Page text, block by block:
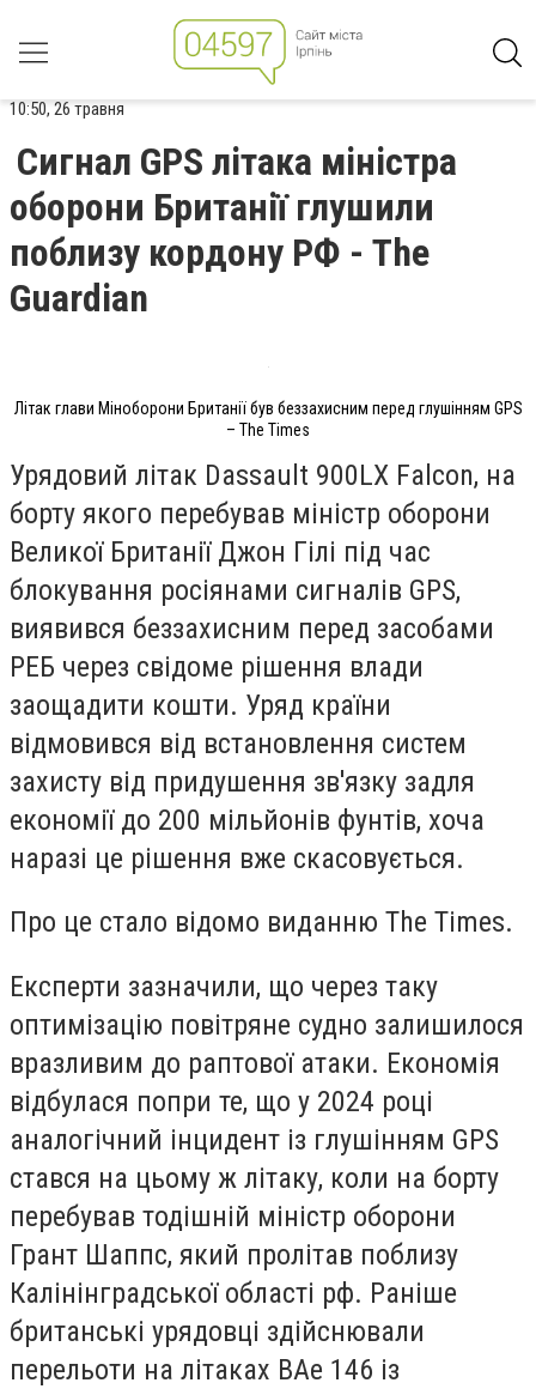
10:50, 26 травня
Сигнал GPS літака міністра
оборони Британії глушили
поблизу кордону РФ - The
Guardian
Літак глави Міноборони Британії був беззахисним перед глушінням GPS
– The Times
Урядовий літак Dassault 900LX Falcon, на
борту якого перебував міністр оборони
Великої Британії Джон Гілі під час
блокування росіянами сигналів GPS,
виявився беззахисним перед засобами
РЕБ через свідоме рішення влади
заощадити кошти. Уряд країни
відмовився від встановлення систем
захисту від придушення зв'язку задля
економії до 200 мільйонів фунтів, хоча
наразі це рішення вже скасовується.
Про це стало відомо виданню The Times.
Експерти зазначили, що через таку
оптимізацію повітряне судно залишилося
вразливим до раптової атаки. Економія
відбулася попри те, що у 2024 році
аналогічний інцидент із глушінням GPS
стався на цьому ж літаку, коли на борту
перебував тодішній міністр оборони
Грант Шаппс, який пролітав поблизу
Калінінградської області рф. Раніше
британські урядовці здійснювали
перельоти на літаках BAe 146 із